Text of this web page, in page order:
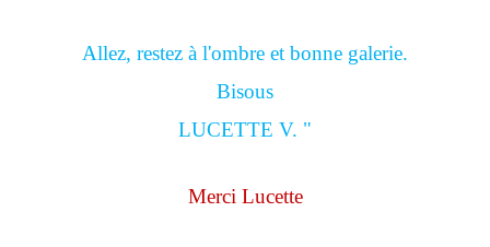
Allez, restez à l'ombre et bonne galerie.
Bisous
LUCETTE V. "
Merci Lucette